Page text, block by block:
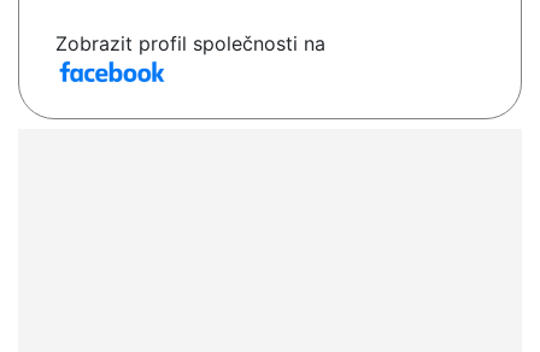
Zobrazit profil společnosti na